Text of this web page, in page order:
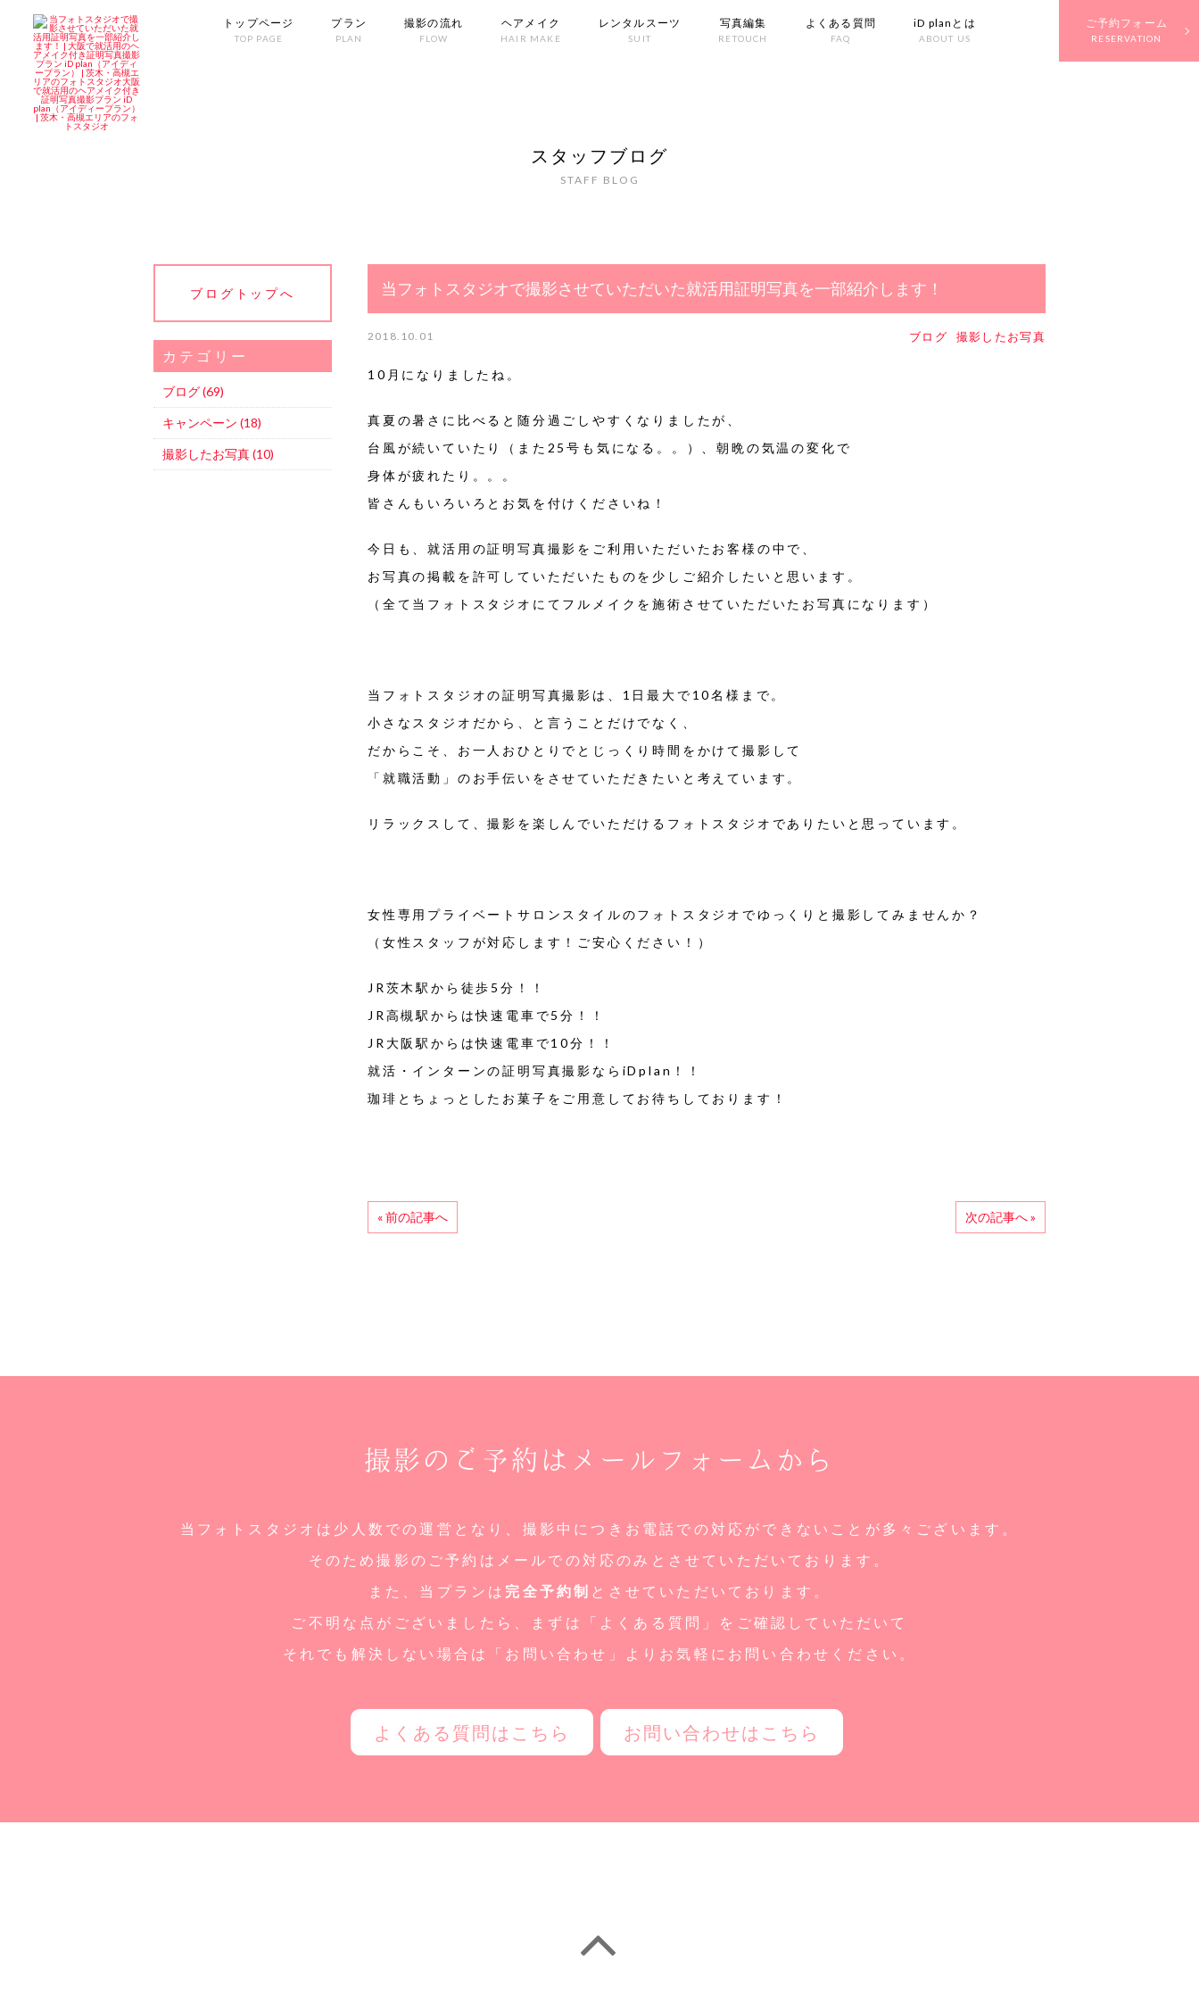
トップページ
TOP PAGE
プラン
PLAN
撮影の流れ
FLOW
ヘアメイク
HAIR MAKE
レンタルスーツ
SUIT
写真編集
RETOUCH
よくある質問
FAQ
iD planとは
ABOUT US
ご予約フォーム
RESERVATION
スタッフブログ
STAFF BLOG
当フォトスタジオで撮影させていただいた就活用証明写真を一部紹介します！
2018.10.01 ブログ 撮影したお写真
10月になりましたね。
真夏の暑さに比べると随分過ごしやすくなりましたが、
台風が続いていたり（また25号も気になる。。）、朝晩の気温の変化で
身体が疲れたり。。。
皆さんもいろいろとお気を付けくださいね！
今日も、就活用の証明写真撮影をご利用いただいたお客様の中で、
お写真の掲載を許可していただいたものを少しご紹介したいと思います。
（全て当フォトスタジオにてフルメイクを施術させていただいたお写真になります）
当フォトスタジオの証明写真撮影は、1日最大で10名様まで。
小さなスタジオだから、と言うことだけでなく、
だからこそ、お一人おひとりでとじっくり時間をかけて撮影して
「就職活動」のお手伝いをさせていただきたいと考えています。
リラックスして、撮影を楽しんでいただけるフォトスタジオでありたいと思っています。
女性専用プライベートサロンスタイルのフォトスタジオでゆっくりと撮影してみませんか？
（女性スタッフが対応します！ご安心ください！）
JR茨木駅から徒歩5分！！
JR高槻駅からは快速電車で5分！！
JR大阪駅からは快速電車で10分！！
就活・インターンの証明写真撮影ならiDplan！！
珈琲とちょっとしたお菓子をご用意してお待ちしております！
« 前の記事へ 次の記事へ »
ブログトップへ
カテゴリー
ブログ (69)
キャンペーン (18)
撮影したお写真 (10)
撮影のご予約はメールフォームから
当フォトスタジオは少人数での運営となり、撮影中につきお電話での対応ができないことが多々ございます。
そのため撮影のご予約はメールでの対応のみとさせていただいております。
また、当プランは 完全予約制 とさせていただいております。
ご不明な点がございましたら、まずは「よくある質問」をご確認していただいて
それでも解決しない場合は「お問い合わせ」よりお気軽にお問い合わせください。
よくある質問はこちら お問い合わせはこちら